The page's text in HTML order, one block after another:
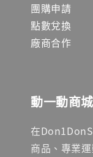
團購申請
點數兌換
廠商合作
動一動商城
在
商品、專業